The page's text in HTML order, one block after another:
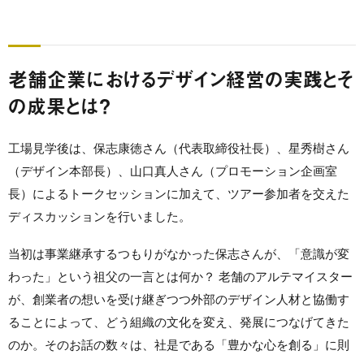
老舗企業におけるデザイン経営の実践とそ
の成果とは？
工場見学後は、保志康徳さん（代表取締役社長）、星秀樹さん
（デザイン本部長）、山口真人さん（プロモーション企画室
長）によるトークセッションに加えて、ツアー参加者を交えた
ディスカッションを行いました。
当初は事業継承するつもりがなかった保志さんが、「意識が変
わった」という祖父の一言とは何か？ 老舗のアルテマイスター
が、創業者の想いを受け継ぎつつ外部のデザイン人材と協働す
ることによって、どう組織の文化を変え、発展につなげてきた
のか。そのお話の数々は、社是である「豊かな心を創る」に則